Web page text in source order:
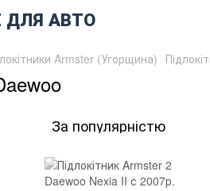
ДЛЯ АВТО
Armster (Угорщина)
За популярністю